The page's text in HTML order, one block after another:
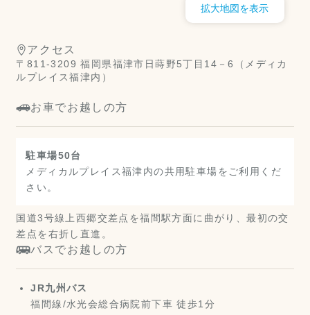
拡大地図を表示
アクセス
〒811-3209 福岡県福津市日蒔野5丁目14－6（メディカ
ルプレイス福津内）
お車でお越しの方
駐車場50台
メディカルプレイス福津内の共用駐車場をご利用くだ
さい。
国道3号線上西郷交差点を福間駅方面に曲がり、最初の交
差点を右折し直進。
バスでお越しの方
JR九州バス
福間線/水光会総合病院前下車 徒歩1分